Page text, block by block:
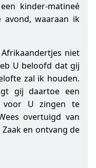
kinder-matineé
avond, waaraan ik
niet
U beloofd dat gij
zal ik houden.
gij daartoe een
U zingen te
overtuigd van
en ontvang de